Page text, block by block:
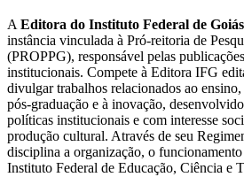
AEditora do Instituto Federal de
instância vinculada à Pró-reitoria de
(PROPPG), responsável pelas
institucionais. Compete à Editora IFG
divulgar trabalhos relacionados ao ensino,
pós-graduação e à inovação,
políticas institucionais e com interesse
produção cultural. Através de seu
disciplina a organização, o
Instituto Federal de Educação, Ciência e